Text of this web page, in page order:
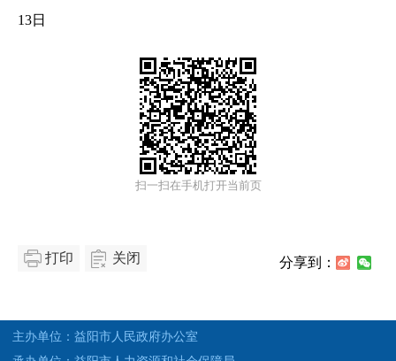
13日
扫一扫在手机打开当前页
打印 关闭 分享到：
主办单位：益阳市人民政府办公室